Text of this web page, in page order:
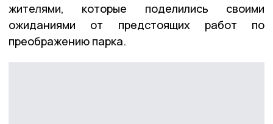
жителями, которые поделились своими
ожиданиями от предстоящих работ по
преображению парка.